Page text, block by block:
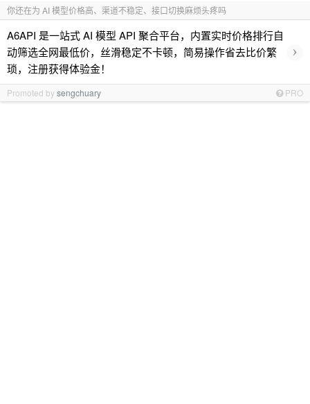
你还在为 AI 模型价格高、渠道不稳定、接口切换麻烦头疼吗
A6API 是一站式 AI 模型 API 聚合平台，内置实时价格排行自
动筛选全网最低价，丝滑稳定不卡顿，简易操作省去比价繁
琐，注册获得体验金！
›
Promoted bysengchuary PRO